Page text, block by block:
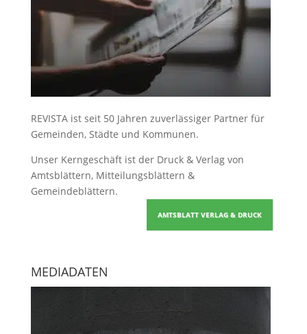
REVISTA ist seit 50 Jahren zuverlässiger Partner für
Gemeinden, Städte und Kommunen.
Unser Kerngeschäft ist der Druck & Verlag von
Amtsblättern, Mitteilungsblättern &
Gemeindeblättern.
AMTSBLATT VERLAG & DRUCK
MEDIADATEN